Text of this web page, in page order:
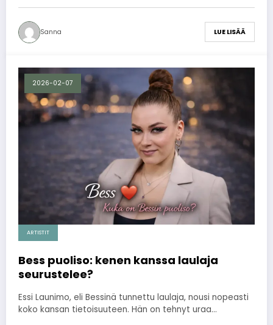
Sanna LUE LISÄÄ
2026-02-07
ARTISTIT
Bess puoliso: kenen kanssa laulaja
seurustelee?
Essi Launimo, eli Bessinä tunnettu laulaja, nousi nopeasti
koko kansan tietoisuuteen. Hän on tehnyt uraa…